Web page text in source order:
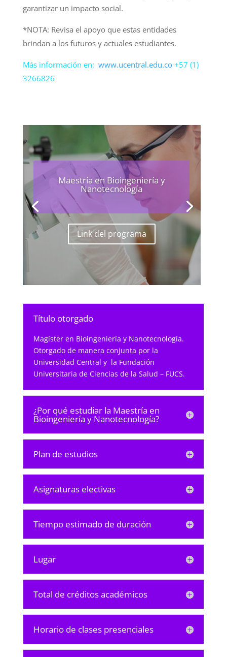
garantizar un impacto social.
*NOTA: Revisa el apoyo que estas entidades
brindan a los futuros y actuales estudiantes.
Más información en: www.ucentral.edu.co+57 (1)
3266826
Maestría en Bioingeniería y
Nanotecnología
Link del programa
Título otorgado
Magíster en Bioingeniería y Nanotecnología.
Otorgado de manera conjunta por la
Universidad Central y la Fundación
Universitaria de Ciencias de la Salud – FUCS.
¿Por qué estudiar la Maestría en
Bioingeniería y Nanotecnología?
Plan de estudios
Asignaturas electivas
Tiempo estimado de duración
Lugar
Total de créditos académicos
Horario de clases presenciales